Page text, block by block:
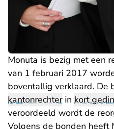
Monuta is bezig met een
van 1 februari 2017
boventallig verklaard. De
kantonrechterin kort
veroordeeld wordt de
Volgens de bonden heeft